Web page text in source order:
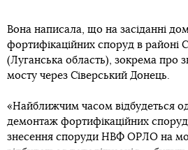
Вона написала, що на засіданні
фортифікаційних споруд в районі
(Луганська область), зокрема про
мосту через Сіверський Донець.
«Найближчим часом відбудеться
демонтаж фортифікаційних
знесення споруди НВФ ОРЛО на